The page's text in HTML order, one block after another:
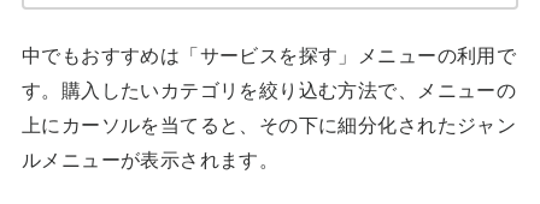
中でもおすすめは「サービスを探す」メニューの利用で
す。購入したいカテゴリを絞り込む方法で、メニューの
上にカーソルを当てると、その下に細分化されたジャン
ルメニューが表示されます。